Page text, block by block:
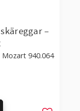
–
940.064